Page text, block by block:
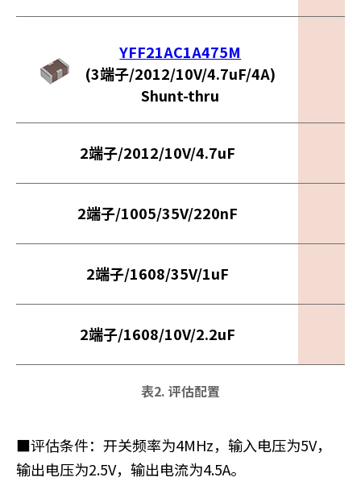
YFF21AC1A475M
(3端子/2012/10V/4.7uF/4A)
Shunt-thru
2端子/2012/10V/4.7uF
2端子/1005/35V/220nF
2端子/1608/35V/1uF
2端子/1608/10V/2.2uF
表2. 评估配置
■评估条件：开关频率为4MHz，输入电压为5V，
输出电压为2.5V，输出电流为4.5A。